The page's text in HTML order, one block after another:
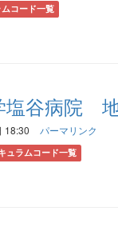
コード一覧
塩谷病院
18:30 パーマリンク
ュラムコード一覧